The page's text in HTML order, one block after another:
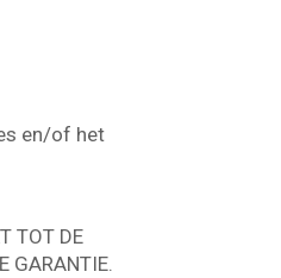
en/of het
TOT DE
GARANTIE.